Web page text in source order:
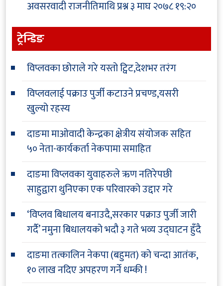
अवसरवादी राजनीतिमाथि प्रश्न३ माघ २०७८ १९:२०
ट्रेन्डिङ
विप्लवका छोराले गरे यस्तो ट्विट,देशभर तरंग
विप्लवलाई पक्राउ पुर्जी कटाउने प्रचण्ड,यसरी
खुल्यो रहस्य
दाङमा माओवादी केन्द्रका क्षेत्रीय संयोजक सहित
५० नेता-कार्यकर्ता नेकपामा समाहित
दाङमा विप्लवका युवाहरुले ऋण नतिरेपछी
साहुद्वारा थुनिएका एक परिवारको उद्दार गरे
‘विप्लव बिधालय बनाउदै,सरकार पक्राउ पुर्जी जारी
गर्दै’ नमुना बिधालयको भदौ ३ गते भव्य उद्घाटन हुँदै
दाङमा तत्कालिन नेकपा (बहुमत) को चन्दा आतंक,
१० लाख नदिए अपहरण गर्ने धम्की !